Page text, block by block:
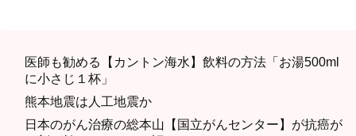
医師も勧める【カントン海水】飲料の方法「お湯500ml
に小さじ１杯」
熊本地震は人工地震か
日本のがん治療の総本山【国立がんセンター】が抗癌が